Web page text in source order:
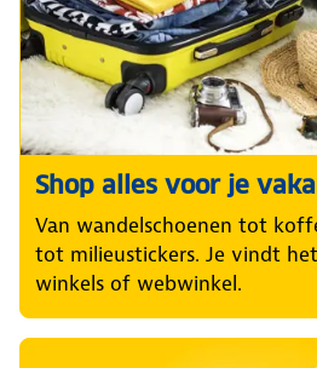
Shop alles voor je
Van wandelschoenen tot
tot milieustickers. Je vindt
winkels of webwinkel.